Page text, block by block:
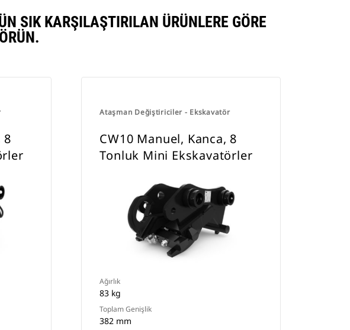
SIK KARŞILAŞTIRILAN ÜRÜNLERE GÖRE
8
Ataşman Değiştiriciler - Ekskavatör
CW10 Manuel, Kanca, 8
Tonluk Mini Ekskavatörler
Ağırlık
83 kg
Toplam Genişlik
382 mm